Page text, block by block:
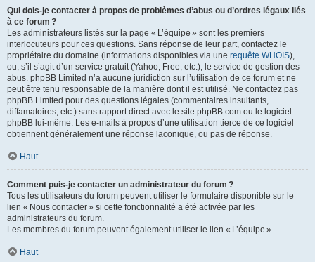
Qui dois-je contacter à propos de problèmes d’abus ou d’ordres légaux liés
à ce forum ?
Les administrateurs listés sur la page « L’équipe » sont les premiers
interlocuteurs pour ces questions. Sans réponse de leur part, contactez le
propriétaire du domaine (informations disponibles via une requête WHOIS),
ou, s’il s’agit d’un service gratuit (Yahoo, Free, etc.), le service de gestion des
abus. phpBB Limited n’a aucune juridiction sur l’utilisation de ce forum et ne
peut être tenu responsable de la manière dont il est utilisé. Ne contactez pas
phpBB Limited pour des questions légales (commentaires insultants,
diffamatoires, etc.) sans rapport direct avec le site phpBB.com ou le logiciel
phpBB lui-même. Les e-mails à propos d’une utilisation tierce de ce logiciel
obtiennent généralement une réponse laconique, ou pas de réponse.
Haut
Comment puis-je contacter un administrateur du forum ?
Tous les utilisateurs du forum peuvent utiliser le formulaire disponible sur le
lien « Nous contacter » si cette fonctionnalité a été activée par les
administrateurs du forum.
Les membres du forum peuvent également utiliser le lien « L’équipe ».
Haut